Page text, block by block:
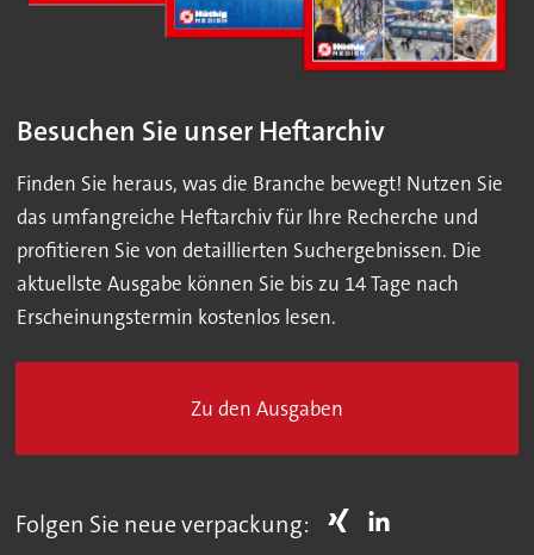
Besuchen Sie unser Heftarchiv
Finden Sie heraus, was die Branche bewegt! Nutzen Sie
das umfangreiche Heftarchiv für Ihre Recherche und
profitieren Sie von detaillierten Suchergebnissen. Die
aktuellste Ausgabe können Sie bis zu 14 Tage nach
Erscheinungstermin kostenlos lesen.
Zu den Ausgaben
Folgen Sie neue verpackung: